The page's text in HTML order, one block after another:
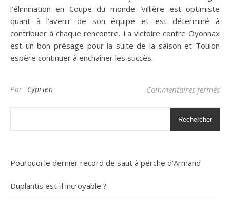
l’élimination en Coupe du monde. Villière est optimiste
quant à l’avenir de son équipe et est déterminé à
contribuer à chaque rencontre. La victoire contre Oyonnax
est un bon présage pour la suite de la saison et Toulon
espère continuer à enchaîner les succès.
Par Cyprien Commentaires fermés
Rechercher
Pourquoi le dernier record de saut à perche d’Armand
Duplantis est-il incroyable ?